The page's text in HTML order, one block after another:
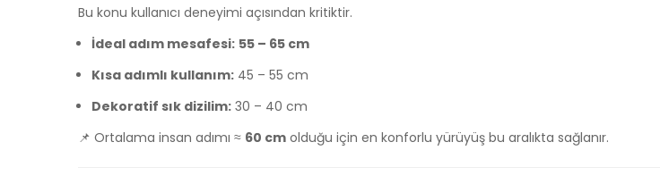
Bu konu kullanıcı deneyimi açısından kritiktir.
İdeal adım mesafesi: 55 – 65 cm
Kısa adımlı kullanım: 45 – 55 cm
Dekoratif sık dizilim: 30 – 40 cm
📌 Ortalama insan adımı ≈ 60 cm olduğu için en konforlu yürüyüş bu aralıkta sağlanır.